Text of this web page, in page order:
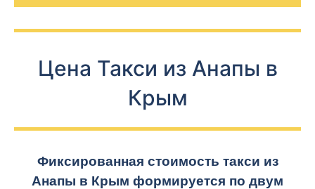
Цена Такси из Анапы в
Крым
Фиксированная стоимость такси из
Анапы в Крым формируется по двум